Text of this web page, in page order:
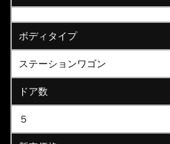
ボディタイプ
ステーションワゴン
ドア数
５